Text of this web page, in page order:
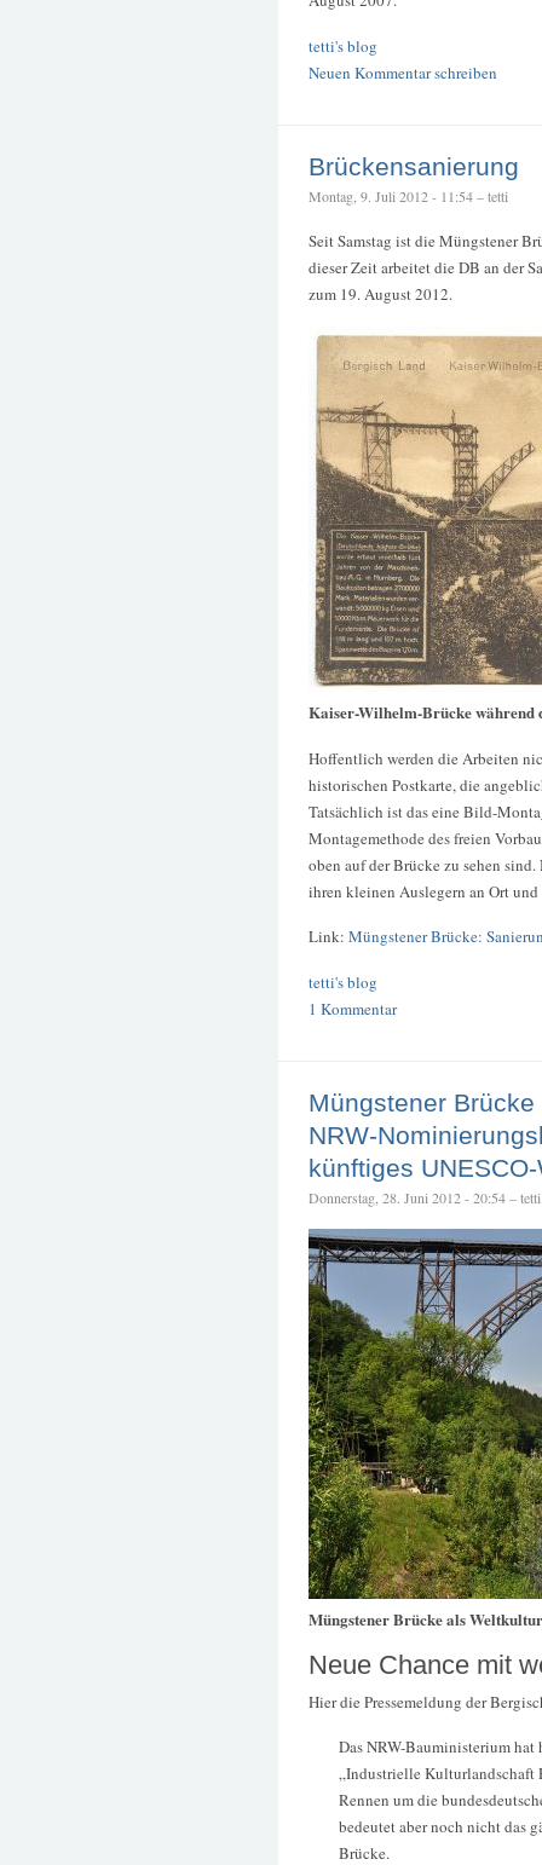
tetti's blog
Neuen Kommentar schreiben
Brückensanierung
Montag, 9. Juli 2012 - 11:54 – tetti
Seit Samstag ist die Müngstener
dieser Zeit arbeitet die DB an der
zum 19. August 2012.
Kaiser-Wilhelm-Brücke während
Hoffentlich werden die Arbeiten
historischen Postkarte, die
Tatsächlich ist das eine Bild-
Montagemethode des freien
oben auf der Brücke zu sehen
ihren kleinen Auslegern an Ort
Link: Müngstener Brücke:
tetti's blog
1 Kommentar
Müngstener
NRW-
künftiges
Donnerstag, 28. Juni 2012 - 20:54 – tetti
Müngstener Brücke als
Neue Chance mit
Hier die Pressemeldung der
Das NRW-Bauministerium hat
„Industrielle Kulturlandschaft
Rennen um die
bedeutet aber noch nicht das
Brücke.